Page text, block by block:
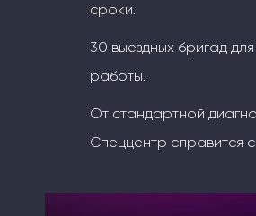
сроки.
30 выездных бригад
работы.
От стандартной
Спеццентр справится